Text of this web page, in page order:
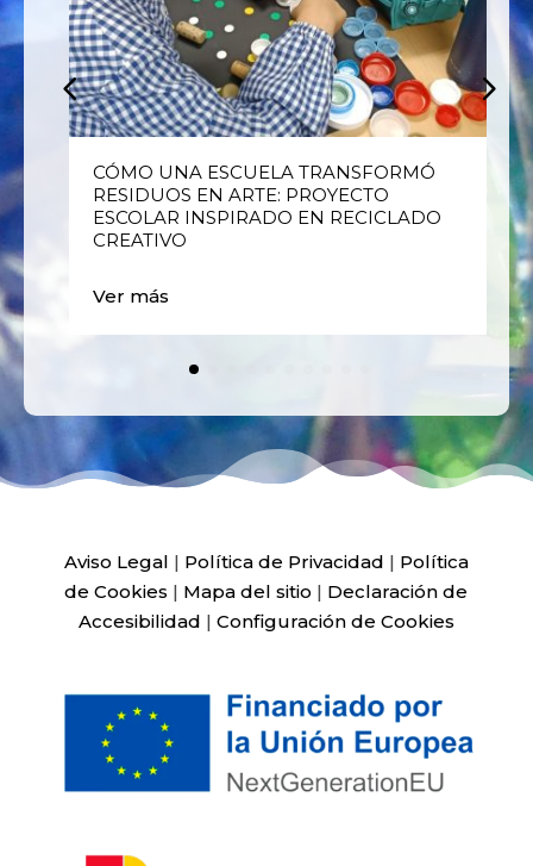
CÓMO UNA ESCUELA TRANSFORMÓ
RESIDUOS EN ARTE: PROYECTO
ESCOLAR INSPIRADO EN RECICLADO
CREATIVO
Ver más
Aviso Legal | Política de Privacidad | Política
de Cookies | Mapa del sitio | Declaración de
Accesibilidad | Configuración de Cookies